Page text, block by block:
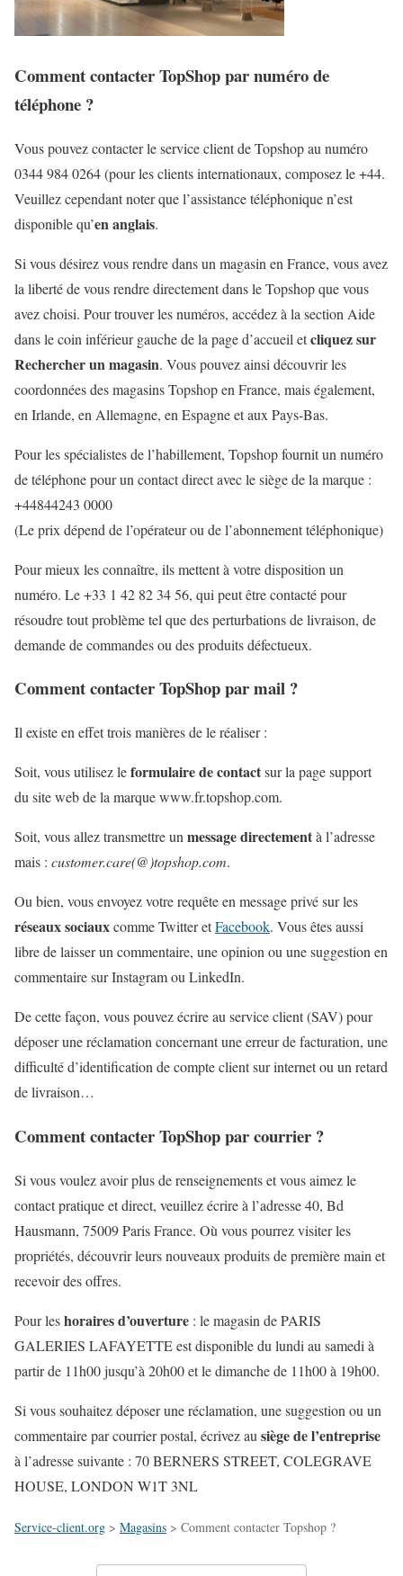
Comment contacter TopShop par numéro de
téléphone ?
Vous pouvez contacter le service client de Topshop au numéro
0344 984 0264 (pour les clients internationaux, composez le +44.
Veuillez cependant noter que l’assistance téléphonique n’est
disponible qu’en anglais.
Si vous désirez vous rendre dans un magasin en France, vous avez
la liberté de vous rendre directement dans le Topshop que vous
avez choisi. Pour trouver les numéros, accédez à la section Aide
dans le coin inférieur gauche de la page d’accueil etcliquez sur
Rechercher un magasin. Vous pouvez ainsi découvrir les
coordonnées des magasins Topshop en France, mais également,
en Irlande, en Allemagne, en Espagne et aux Pays-Bas.
Pour les spécialistes de l’habillement, Topshop fournit un numéro
de téléphone pour un contact direct avec le siège de la marque :
+44844243 0000
(Le prix dépend de l’opérateur ou de l’abonnement téléphonique)
Pour mieux les connaître, ils mettent à votre disposition un
numéro. Le +33 1 42 82 34 56, qui peut être contacté pour
résoudre tout problème tel que des perturbations de livraison, de
demande de commandes ou des produits défectueux.
Comment contacter TopShop par mail ?
Il existe en effet trois manières de le réaliser :
Soit, vous utilisez leformulaire de contactsur la page support
du site web de la marque www.fr.topshop.com.
Soit, vous allez transmettre un message directementà l’adresse
mais : customer.care(@)topshop.com.
Ou bien, vous envoyez votre requête en message privé sur les
réseaux sociauxcomme Twitter etFacebook. Vous êtes aussi
libre de laisser un commentaire, une opinion ou une suggestion en
commentaire sur Instagram ou LinkedIn.
De cette façon, vous pouvez écrire au service client (SAV) pour
déposer une réclamation concernant une erreur de facturation, une
difficulté d’identification de compte client sur internet ou un retard
de livraison…
Comment contacter TopShop par courrier ?
Si vous voulez avoir plus de renseignements et vous aimez le
contact pratique et direct, veuillez écrire à l’adresse 40, Bd
Hausmann, 75009 Paris France. Où vous pourrez visiter les
propriétés, découvrir leurs nouveaux produits de première main et
recevoir des offres.
Pour leshoraires d’ouverture : le magasin de PARIS
GALERIES LAFAYETTE est disponible du lundi au samedi à
partir de 11h00 jusqu’à 20h00 et le dimanche de 11h00 à 19h00.
Si vous souhaitez déposer une réclamation, une suggestion ou un
commentaire par courrier postal, écrivez au siège de l’entreprise
à l’adresse suivante : 70 BERNERS STREET, COLEGRAVE
HOUSE, LONDON W1T 3NL
Service-client.org > Magasins > Comment contacter Topshop ?